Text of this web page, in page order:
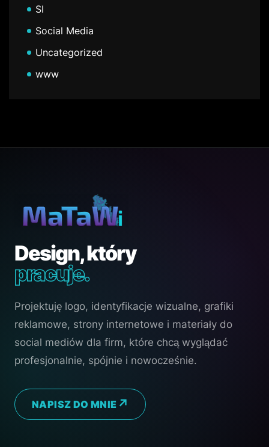
SI
Social Media
Uncategorized
www
Design, który
pracuje.
Projektuję logo, identyfikacje wizualne, grafiki
reklamowe, strony internetowe i materiały do
social mediów dla firm, które chcą wyglądać
profesjonalnie, spójnie i nowocześnie.
NAPISZ DO MNIE